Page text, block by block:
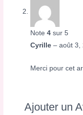
Note4 sur 5
Cyrille– août 3,
Merci pour cet
Ajouter un